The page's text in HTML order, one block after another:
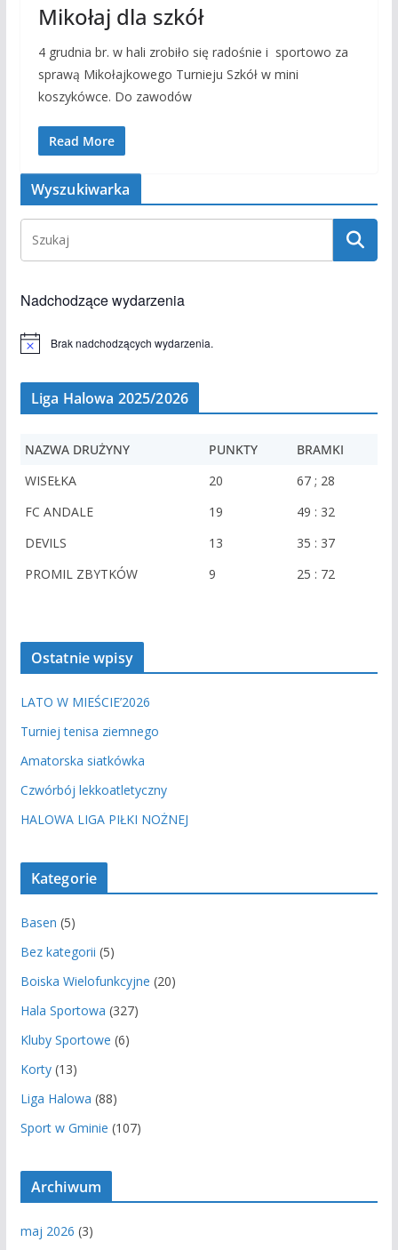
Mikołaj dla szkół
4 grudnia br. w hali zrobiło się radośnie i sportowo za
sprawą Mikołajkowego Turnieju Szkół w mini
koszykówce. Do zawodów
Read More
Wyszukiwarka
Nadchodzące wydarzenia
d
m
e
Brak nadchodzących wydarzenia.
Liga Halowa 2025/2026
NAZWA DRUŻYNY PUNKTY
BRAMKI
WISEŁKA
20
67 ; 28
FC ANDALE
19
49 : 32
DEVILS
13
35 : 37
PROMIL ZBYTKÓW
9 25 : 72
Ostatnie wpisy
LATO W MIEŚCIE’2026
Turniej tenisa ziemnego
Amatorska siatkówka
Czwórbój lekkoatletyczny
HALOWA LIGA PIŁKI NOŻNEJ
Kategorie
Basen (5)
Bez kategorii (5)
Boiska Wielofunkcyjne (20)
Hala Sportowa (327)
Kluby Sportowe (6)
Korty(13)
Liga Halowa (88)
Sport w Gminie (107)
Archiwum
maj 2026 (3)